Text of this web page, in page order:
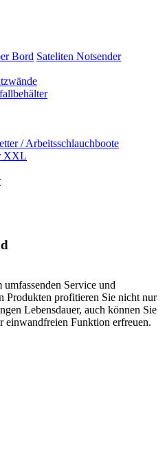
Bord Sateliten Notsender
/ Arbeitsschlauchboote
XXL
umfassenden Service und
Produkten profitieren Sie nicht nur
Lebensdauer, auch können Sie
einwandfreien Funktion erfreuen.